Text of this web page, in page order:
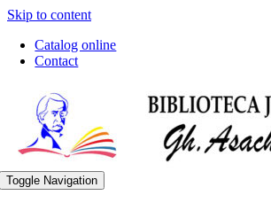
Skip to content
Catalog online
Contact
Toggle Navigation